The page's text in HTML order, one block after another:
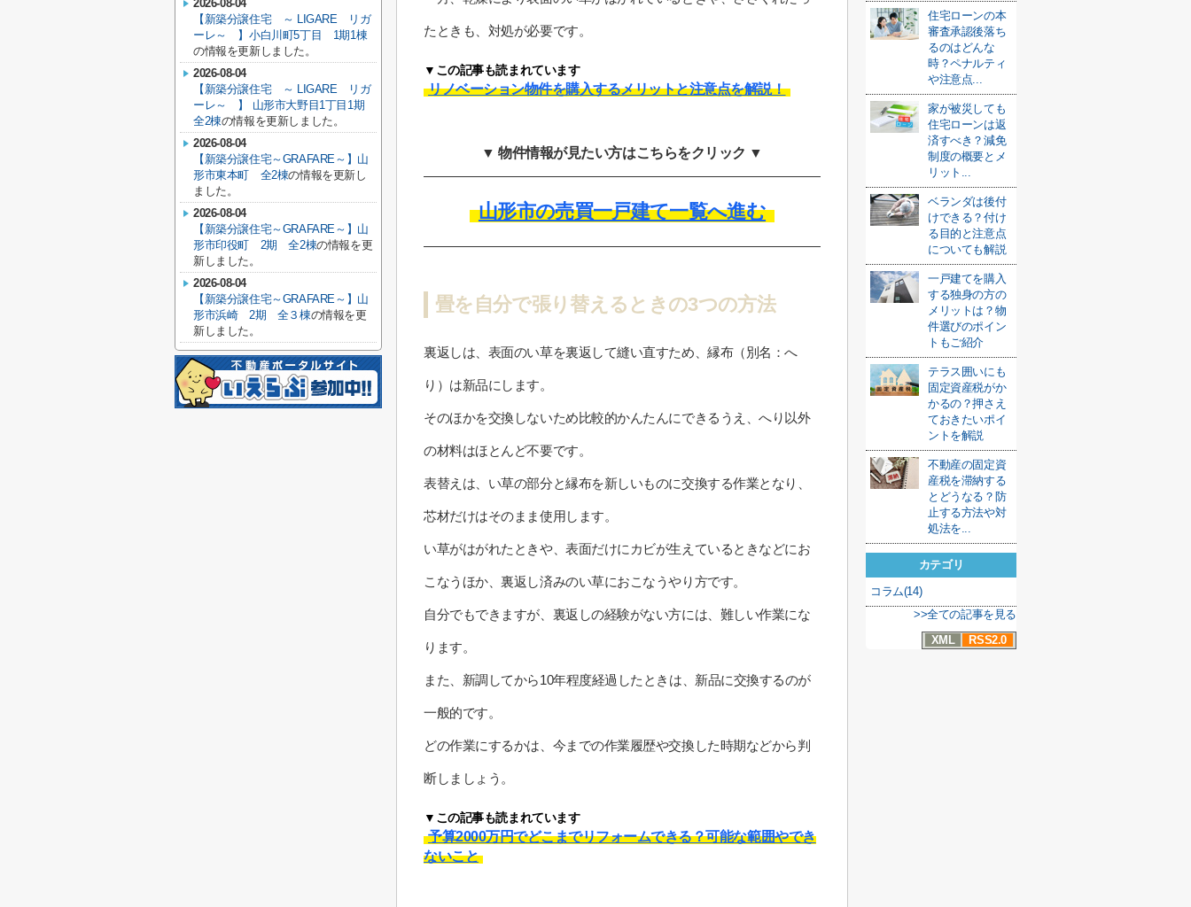
たときも、対処が必要です。
▼この記事も読まれています
リノベーション物件を購入するメリットと注意点を解説！
▼ 物件情報が見たい方はこちらをクリック ▼
山形市の売買一戸建て一覧へ進む
畳を自分で張り替えるときの3つの方法
裏返しは、表面のい草を裏返して縫い直すため、縁布（別名：へ
り）は新品にします。
そのほかを交換しないため比較的かんたんにできるうえ、へり以外
の材料はほとんど不要です。
表替えは、い草の部分と縁布を新しいものに交換する作業となり、
芯材だけはそのまま使用します。
い草がはがれたときや、表面だけにカビが生えているときなどにお
こなうほか、裏返し済みのい草におこなうやり方です。
自分でもできますが、裏返しの経験がない方には、難しい作業にな
ります。
また、新調してから10年程度経過したときは、新品に交換するのが
一般的です。
どの作業にするかは、今までの作業履歴や交換した時期などから判
断しましょう。
▼この記事も読まれています
予算2000万円でどこまでリフォームできる？可能な範囲やでき
ないこと
住宅ローンの本
審査承認後落ち
るのはどんな
時？ペナルティ
や注意点...
家が被災しても
住宅ローンは返
済すべき？減免
制度の概要とメ
リット...
ベランダは後付
けできる？付け
る目的と注意点
についても解説
一戸建てを購入
する独身の方の
メリットは？物
件選びのポイン
トもご紹介
テラス囲いにも
固定資産税がか
かるの？押さえ
ておきたいポイ
ントを解説
不動産の固定資
産税を滞納する
とどうなる？防
止する方法や対
処法を...
カテゴリ
コラム(14)
>>全ての記事を見る
XML
RSS2.0
2026-08-04
【新築分譲住宅 ～ LIGARE リガ
ーレ～ 】小白川町5丁目 1期1棟
の情報を更新しました。
2026-08-04
【新築分譲住宅 ～ LIGARE リガ
ーレ～ 】 山形市大野目1丁目1期
全2棟の情報を更新しました。
2026-08-04
【新築分譲住宅～GRAFARE～】山
形市東本町 全2棟の情報を更新し
ました。
2026-08-04
【新築分譲住宅～GRAFARE～】山
形市印役町 2期 全2棟の情報を更
新しました。
2026-08-04
【新築分譲住宅～GRAFARE～】山
形市浜崎 2期 全３棟の情報を更
新しました。